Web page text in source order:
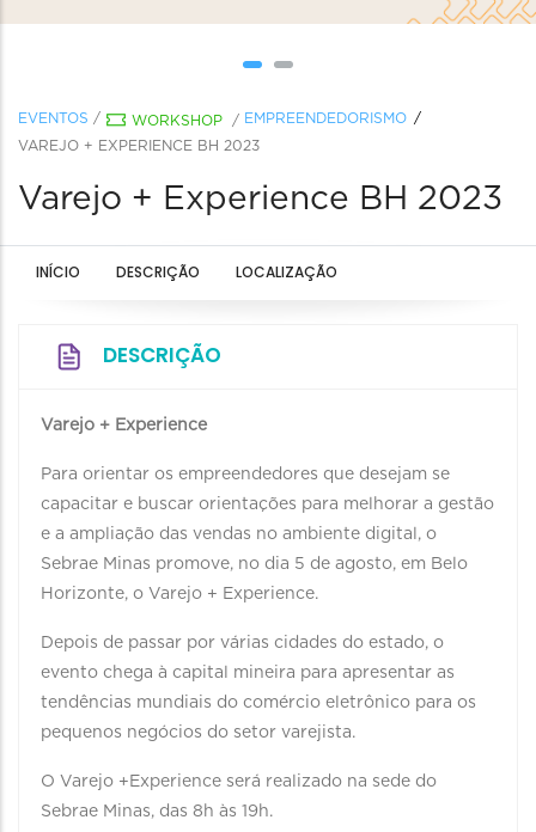
EVENTOS / WORKSHOP / EMPREENDEDORISMO
VAREJO + EXPERIENCE BH 2023
Varejo + Experience BH 2023
INÍCIO DESCRIÇÃO LOCALIZAÇÃO
DESCRIÇÃO
Varejo + Experience
Para orientar os empreendedores que desejam se
capacitar e buscar orientações para melhorar a gestão
e a ampliação das vendas no ambiente digital, o
Sebrae Minas promove, no dia 5 de agosto, em Belo
Horizonte, o Varejo + Experience.
Depois de passar por várias cidades do estado, o
evento chega à capital mineira para apresentar as
tendências mundiais do comércio eletrônico para os
pequenos negócios do setor varejista.
O Varejo +Experience será realizado na sede do
Sebrae Minas, das 8h às 19h.